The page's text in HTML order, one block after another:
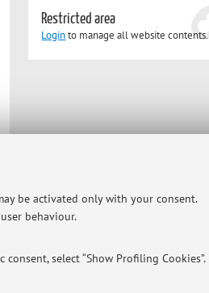
be activated only with your consent.
behaviour.
select “Show Profiling Cookies”.
Restricted area
Loginto manage all website contents.
Notes|Cookie Settings